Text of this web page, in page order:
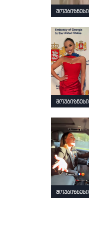
შოუბიზნესი
შოუბიზნესი
შოუბიზნესი